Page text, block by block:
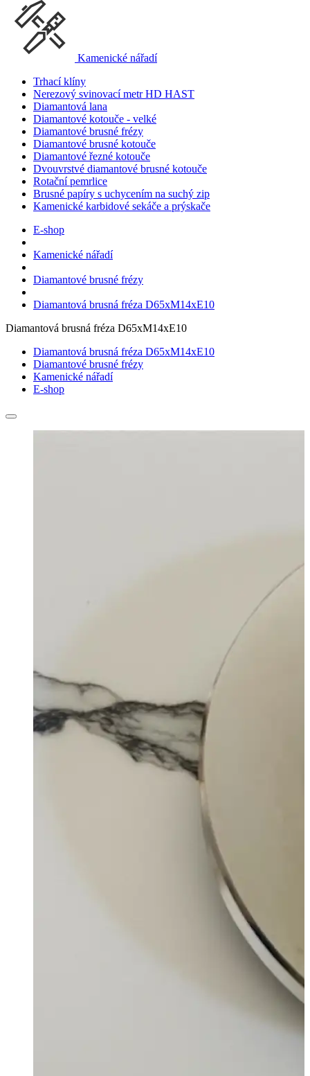
Kamenické nářadí
Trhací klíny
Nerezový svinovací metr HD HAST
Diamantová lana
Diamantové kotouče - velké
Diamantové brusné frézy
Diamantové brusné kotouče
Diamantové řezné kotouče
Dvouvrstvé diamantové brusné kotouče
Rotační pemrlice
Brusné papíry s uchycením na suchý zip
Kamenické karbidové sekáče a prýskače
E-shop
Kamenické nářadí
Diamantové brusné frézy
Diamantová brusná fréza D65xM14xE10
Diamantová brusná fréza D65xM14xE10
Diamantová brusná fréza D65xM14xE10
Diamantové brusné frézy
Kamenické nářadí
E-shop